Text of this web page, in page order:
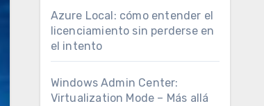
Azure Local: cómo entender el
licenciamiento sin perderse en
el intento
Windows Admin Center:
Virtualization Mode – Más allá